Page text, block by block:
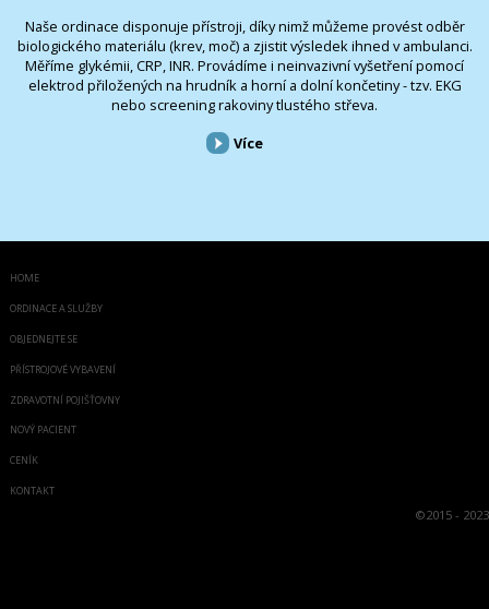
Naše ordinace disponuje přístroji, díky nimž můžeme provést odběr
biologického materiálu (krev, moč) a zjistit výsledek ihned v ambulanci.
Měříme glykémii, CRP, INR. Provádíme i neinvazivní vyšetření pomocí
elektrod přiložených na hrudník a horní a dolní končetiny - tzv. EKG
nebo screening rakoviny tlustého střeva.
Více
HOME
ORDINACE A SLUŽBY
OBJEDNEJTE SE
PŘÍSTROJOVÉ VYBAVENÍ
ZDRAVOTNÍ POJIŠŤOVNY
NOVÝ PACIENT
CENÍK
KONTAKT
©2015 - 2023